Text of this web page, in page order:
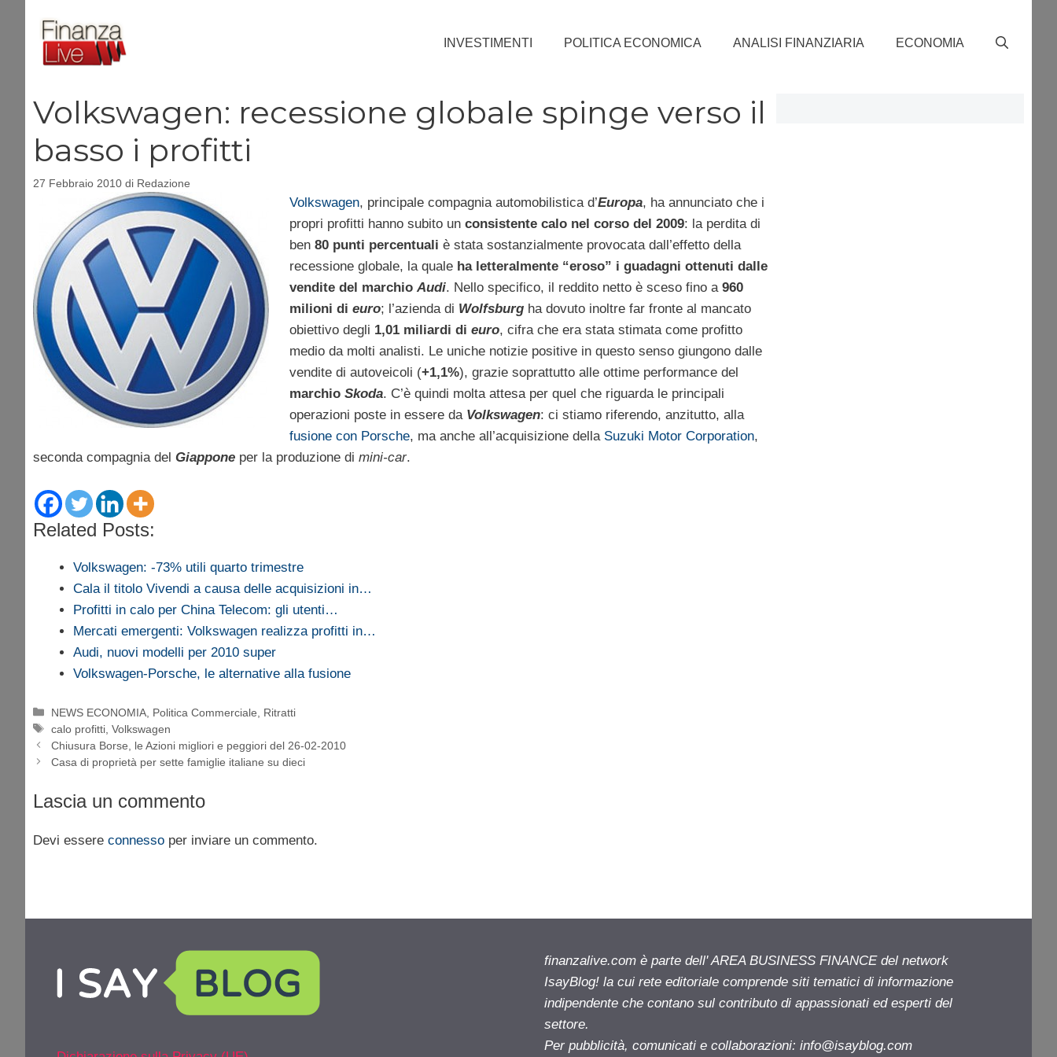
contenuto
INVESTIMENTI POLITICA ECONOMICA ANALISI FINANZIARIA ECONOMIA
Volkswagen: recessione globale spinge verso il
basso i profitti
27 Febbraio 2010 di Redazione
Volkswagen, principale compagnia automobilistica d’Europa, ha annunciato che i
propri profitti hanno subito un consistente calo nel corso del 2009: la perdita di
ben 80 punti percentuali è stata sostanzialmente provocata dall’effetto della
recessione globale, la quale ha letteralmente “eroso” i guadagni ottenuti dalle
vendite del marchio Audi. Nello specifico, il reddito netto è sceso fino a 960
milioni di euro; l’azienda di Wolfsburgha dovuto inoltre far fronte al mancato
obiettivo degli 1,01 miliardi di euro, cifra che era stata stimata come profitto
medio da molti analisti. Le uniche notizie positive in questo senso giungono dalle
vendite di autoveicoli (+1,1%), grazie soprattutto alle ottime performance del
marchio Skoda. C’è quindi molta attesa per quel che riguarda le principali
operazioni poste in essere da Volkswagen: ci stiamo riferendo, anzitutto, alla
fusione con Porsche, ma anche all’acquisizione della Suzuki Motor Corporation,
seconda compagnia del Giappone per la produzione di mini-car.
Related Posts:
Volkswagen: -73% utili quarto trimestre
Cala il titolo Vivendi a causa delle acquisizioni in…
Profitti in calo per China Telecom: gli utenti…
Mercati emergenti: Volkswagen realizza profitti in…
Audi, nuovi modelli per 2010 super
Volkswagen-Porsche, le alternative alla fusione
Categorie
NEWS ECONOMIA Politica Commerciale
Ritratti
Tag
calo profitti ,Volkswagen
Chiusura Borse, le Azioni migliori e peggiori del 26-02-2010
Casa di proprietà per sette famiglie italiane su dieci
Lascia un commento
Devi essere connesso per inviare un commento.
finanzalive.com è parte dell' AREA BUSINESS FINANCE del network
IsayBlog! la cui rete editoriale comprende siti tematici di informazione
indipendente che contano sul contributo di appassionati ed esperti del
settore.
Per pubblicità, comunicati e collaborazioni: info@isayblog.com